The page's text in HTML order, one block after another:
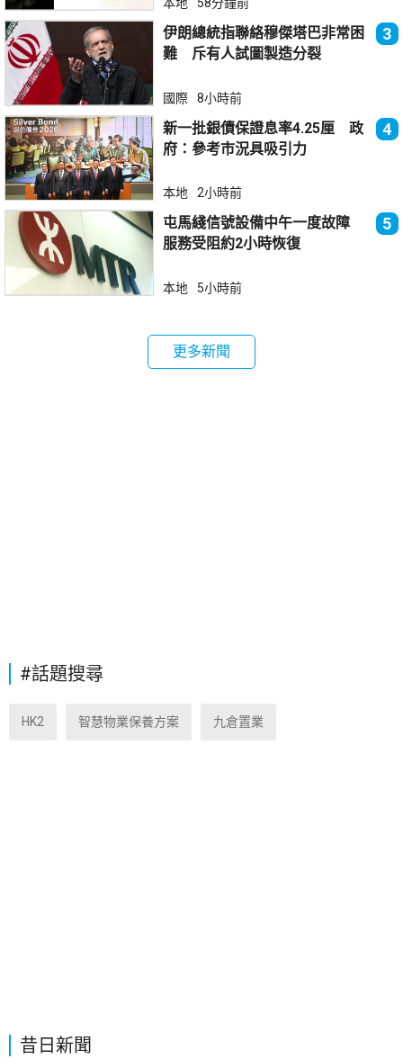
昔日新聞
伊朗總統指聯絡穆傑塔巴非常困
難 斥有人試圖製造分裂
3
國際 8小時前
新一批銀債保證息率4.25厘 政
府：參考市況具吸引力
4
本地 2小時前
屯馬綫信號設備中午一度故障
服務受阻約2小時恢復
5
本地 5小時前
更多新聞
#話題搜尋
HK2 智慧物業保養方案 九倉置業